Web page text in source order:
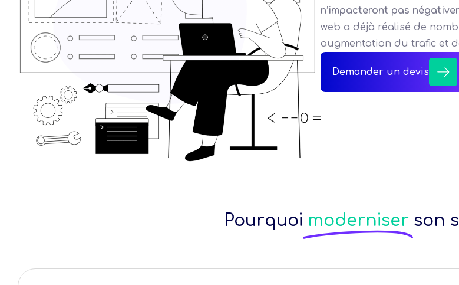
n’impacteront pas
web a déjà réalisé de
augmentation du trafic et
Demander un devis
Pourquoi moderniser son